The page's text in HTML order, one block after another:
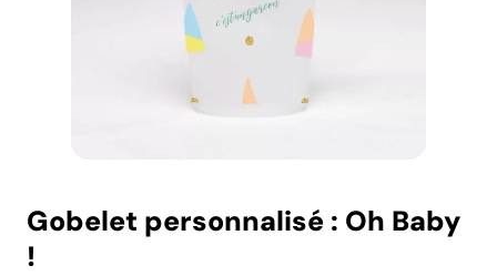
Gobelet personnalisé : Oh Baby
!